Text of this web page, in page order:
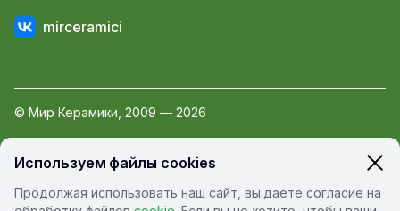
mirceramici
© Мир Керамики, 2009 — 2026
Политика обработки персональных данных
Политика конфиденциальности
Используем файлы cookies
Продолжая использовать наш сайт, вы даете согласие на